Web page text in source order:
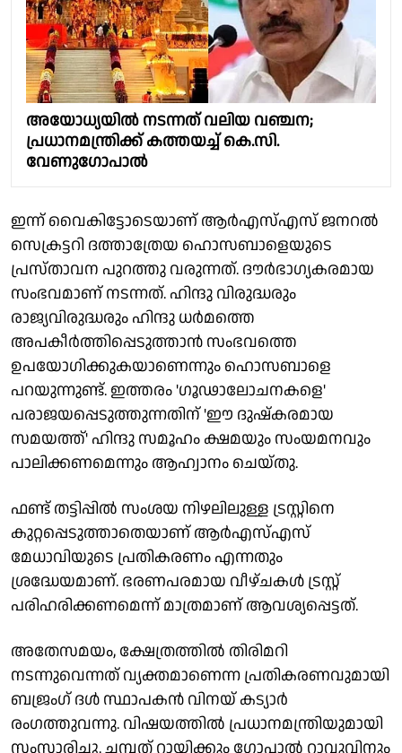
അയോധ്യയില്‍ നടന്നത് വലിയ വഞ്ചന;
പ്രധാനമന്ത്രിക്ക് കത്തയച്ച് കെ.സി.
വേണുഗോപാല്‍
ഇന്ന് വൈകിട്ടോടെയാണ് ആര്‍എസ്എസ് ജനറല്‍
സെക്രട്ടറി ദത്താത്രേയ ഹൊസബാളെയുടെ
പ്രസ്താവന പുറത്തു വരുന്നത്. ദൗര്‍ഭാഗ്യകരമായ
സംഭവമാണ് നടന്നത്. ഹിന്ദു വിരുദ്ധരും
രാജ്യവിരുദ്ധരും ഹിന്ദു ധര്‍മത്തെ
അപകീര്‍ത്തിപ്പെടുത്താന്‍ സംഭവത്തെ
ഉപയോഗിക്കുകയാണെന്നും ഹൊസബാളെ
പറയുന്നുണ്ട്. ഇത്തരം 'ഗൂഢാലോചനകളെ'
പരാജയപ്പെടുത്തുന്നതിന് 'ഈ ദുഷ്‌കരമായ
സമയത്ത്' ഹിന്ദു സമൂഹം ക്ഷമയും സംയമനവും
പാലിക്കണമെന്നും ആഹ്വാനം ചെയ്തു.
ഫണ്ട് തട്ടിപ്പില്‍ സംശയ നിഴലിലുള്ള ട്രസ്റ്റിനെ
കുറ്റപ്പെടുത്താതെയാണ് ആര്‍എസ്എസ്
മേധാവിയുടെ പ്രതികരണം എന്നതും
ശ്രദ്ധേയമാണ്. ഭരണപരമായ വീഴ്ചകള്‍ ട്രസ്റ്റ്
പരിഹരിക്കണമെന്ന് മാത്രമാണ് ആവശ്യപ്പെട്ടത്.
അതേസമയം, ക്ഷേത്രത്തില്‍ തിരിമറി
നടന്നുവെന്നത് വ്യക്തമാണെന്ന പ്രതികരണവുമായി
ബജ്രംഗ് ദള്‍ സ്ഥാപകന്‍ വിനയ് കട്യാര്‍
രംഗത്തുവന്നു. വിഷയത്തില്‍ പ്രധാനമന്ത്രിയുമായി
സംസാരിച്ചു. ചമ്പത് റായിക്കും ഗോപാല്‍ റാവുവിനും